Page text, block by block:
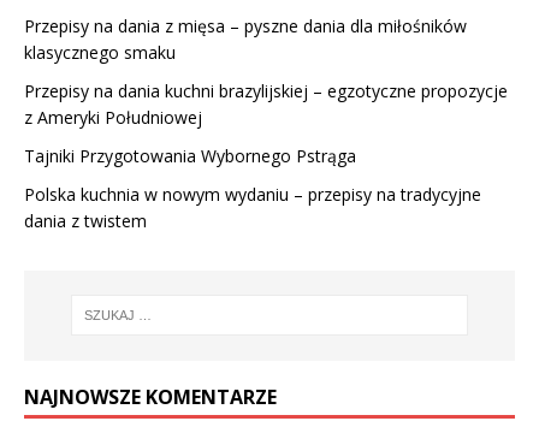
Przepisy na dania z mięsa – pyszne dania dla miłośników
klasycznego smaku
Przepisy na dania kuchni brazylijskiej – egzotyczne propozycje
z Ameryki Południowej
Tajniki Przygotowania Wybornego Pstrąga
Polska kuchnia w nowym wydaniu – przepisy na tradycyjne
dania z twistem
NAJNOWSZE KOMENTARZE